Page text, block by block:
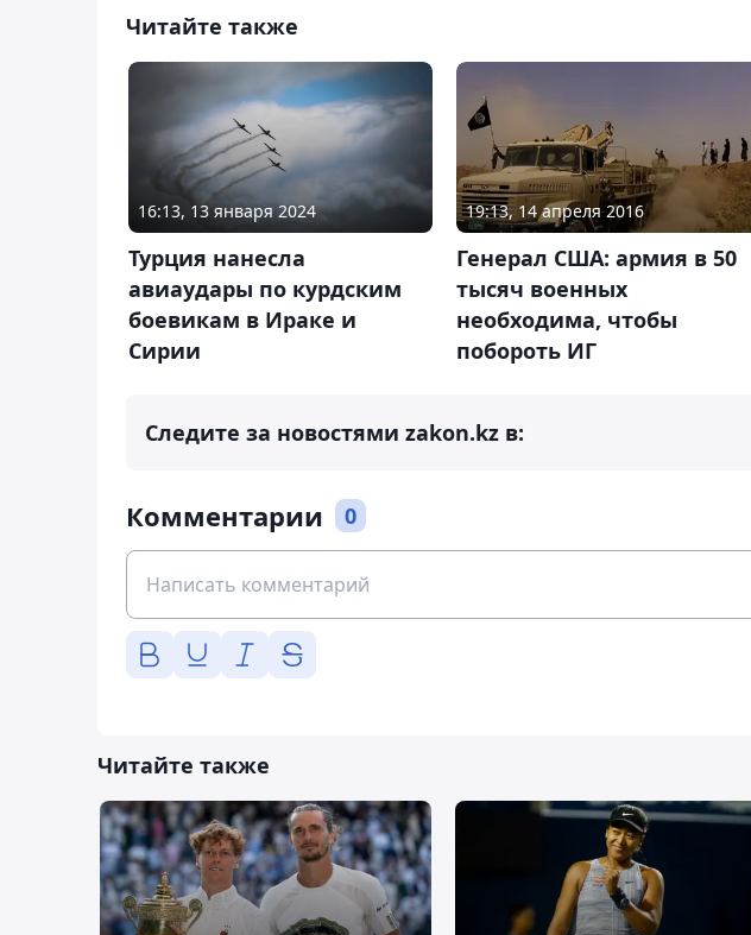
Читайте также
16:13, 13 января 2024
Турция нанесла
авиаудары по курдским
боевикам в Ираке и
Сирии
19:13, 14 апреля 2016
Генерал США: армия в 50
тысяч военных
необходима, чтобы
побороть ИГ
Следите за новостями zakon.kz в:
Комментарии 0
Читайте также